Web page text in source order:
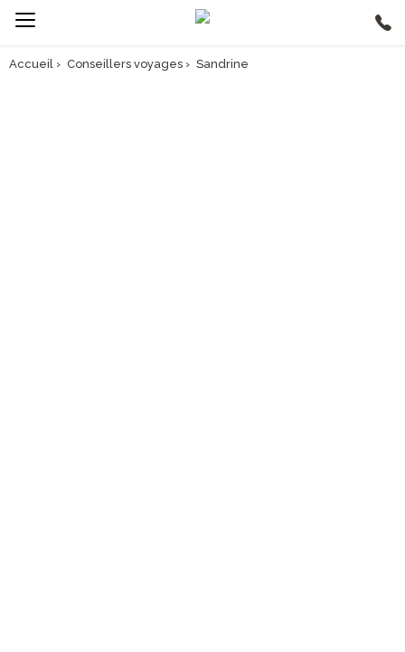
Accueil › Conseillers voyages › Sandrine